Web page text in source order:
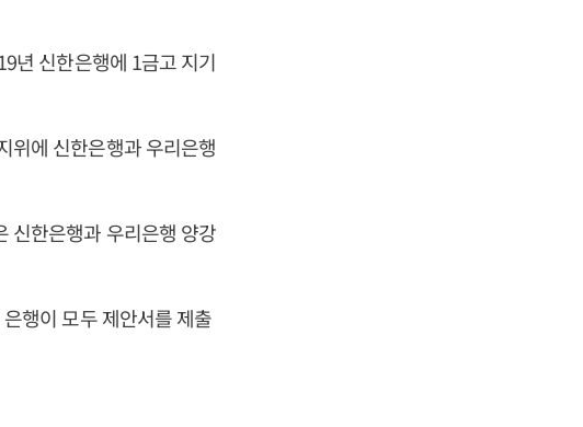
년 신한은행에 1금고 지기
위에 신한은행과 우리은행
신한은행과 우리은행 양강
행이 모두 제안서를 제출